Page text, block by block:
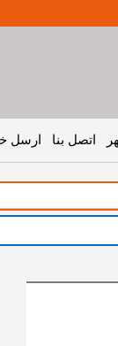
اتصل بنا ارسل